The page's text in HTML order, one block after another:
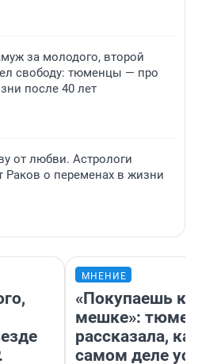
за молодого, второй
свободу: тюменцы — про
после 40 лет
от любви. Астрологи
Раков о переменах в жизни
МНЕНИЕ
«Покупаешь
мешке»:
рассказала,
самом деле